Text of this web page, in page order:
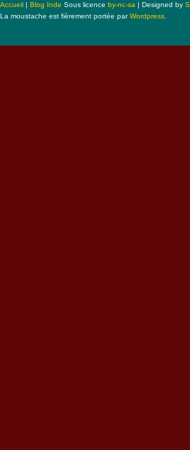
Accueil | Blog Inde Sous licence by-nc-sa | Designed by
La moustache est fièrement portée parWordpress